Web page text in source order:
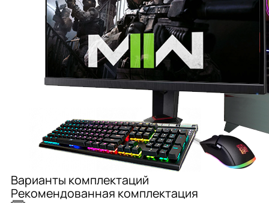
Варианты комплектаций
Рекомендованная комплектация